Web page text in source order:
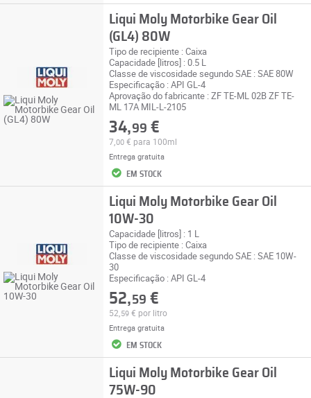
Liqui Moly Motorbike Gear Oil
(GL4) 80W
Tipo de recipiente : Caixa
Capacidade [litros] : 0.5 L
Classe de viscosidade segundo SAE : SAE 80W
Especificação : API GL-4
Aprovação do fabricante : ZF TE-ML 02B ZF TE-
ML 17A MIL-L-2105
34,99 €
7, 00€ para 100ml
Entrega gratuita
EM STOCK
Liqui Moly Motorbike Gear Oil
10W-30
Capacidade [litros] : 1 L
Tipo de recipiente : Caixa
Classe de viscosidade segundo SAE : SAE 10W-
30
Especificação : API GL-4
52,59 €
52, 59€ por litro
Entrega gratuita
EM STOCK
Liqui Moly Motorbike Gear Oil
75W-90